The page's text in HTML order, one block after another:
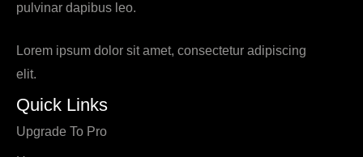
pulvinar dapibus leo.
Lorem ipsum dolor sit amet, consectetur adipiscing
elit.
Quick Links
Upgrade To Pro